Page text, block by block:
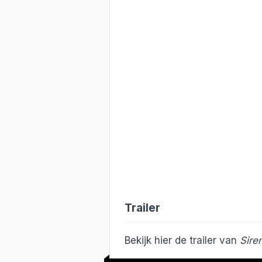
Trailer
Bekijk hier de trailer van